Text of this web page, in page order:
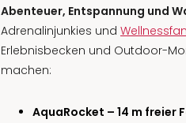
Abenteuer, Entspannung und
Adrenalinjunkies und
Erlebnisbecken und Outdoor-
machen:
AquaRocket – 14 m freier